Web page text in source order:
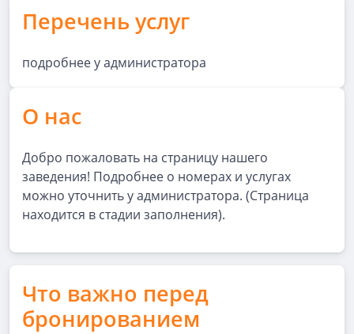
Перечень услуг
подробнее у администратора
О нас
Добро пожаловать на страницу нашего
заведения! Подробнее о номерах и услугах
можно уточнить у администратора. (Страница
находится в стадии заполнения).
Что важно перед
бронированием